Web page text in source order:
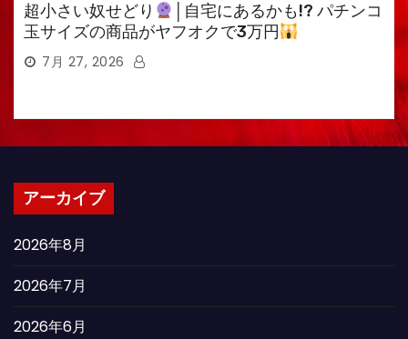
超小さい奴せどり
│自宅にあるかも!? パチンコ
玉サイズの商品がヤフオクで3万円
7月 27, 2026
アーカイブ
2026年8月
2026年7月
2026年6月